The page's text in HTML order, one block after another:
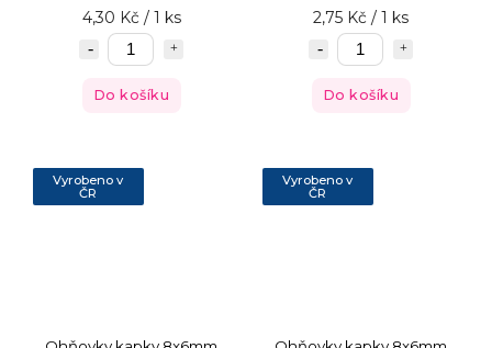
4,30 Kč / 1 ks
Do košíku
2,75 Kč / 1 ks
Do košíku
Vyrobeno v
ČR
Vyrobeno v
ČR